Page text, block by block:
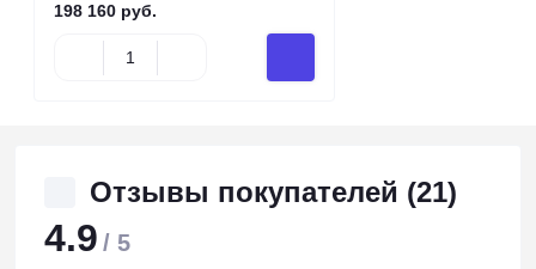
198 160 руб.
Отзывы покупателей (21)
4.9 / 5